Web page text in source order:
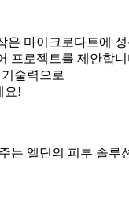
은 마이크로다트에
프로젝트를 제안합니
술력으로
요!
는 엘딘의 피부 솔